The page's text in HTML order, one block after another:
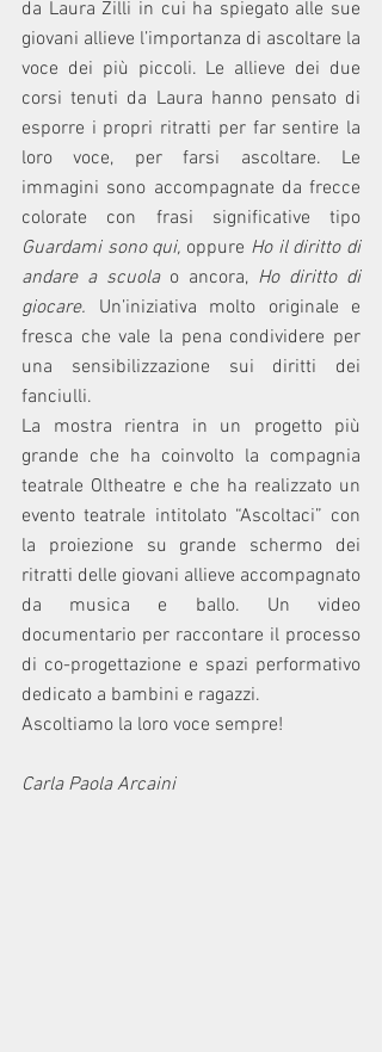
da Laura Zilli in cui ha spiegato alle sue
giovani allieve l’importanza di ascoltare la
voce dei più piccoli. Le allieve dei due
corsi tenuti da Laura hanno pensato di
esporre i propri ritratti per far sentire la
loro voce, per farsi ascoltare. Le
immagini sono accompagnate da frecce
Guardami sono qui, oppure Ho il diritto di
andare a scuola o ancora, Ho diritto di
giocare. Un’iniziativa molto originale e
fresca che vale la pena condividere per
una sensibilizzazione sui diritti dei
fanciulli.
La mostra rientra in un progetto più
grande che ha coinvolto la compagnia
teatrale Oltheatre e che ha realizzato un
evento teatrale intitolato “Ascoltaci” con
la proiezione su grande schermo dei
ritratti delle giovani allieve accompagnato
da musica e ballo. Un video
documentario per raccontare il processo
di co-progettazione e spazi performativo
dedicato a bambini e ragazzi.
Ascoltiamo la loro voce sempre!
Carla Paola Arcaini